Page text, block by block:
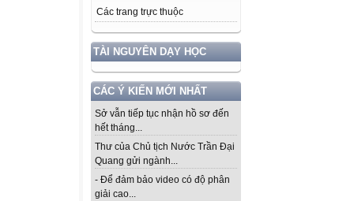
Các trang trực thuộc
TÀI NGUYÊN DẠY HỌC
CÁC Ý KIẾN MỚI NHẤT
Sở vẫn tiếp tục nhận hồ sơ đến
hết tháng...
Thư của Chủ tịch Nước Trần Đại
Quang gửi ngành...
- Để đảm bảo video có độ phân
giải cao...